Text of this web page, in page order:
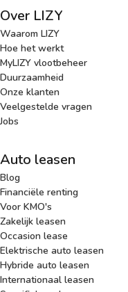
Over LIZY
Waarom LIZY
Hoe het werkt
MyLIZY vlootbeheer
Duurzaamheid
Onze klanten
Veelgestelde vragen
Jobs
Auto leasen
Blog
Financiële renting
Voor KMO's
Zakelijk leasen
Occasion lease
Elektrische auto leasen
Hybride auto leasen
Internationaal leasen